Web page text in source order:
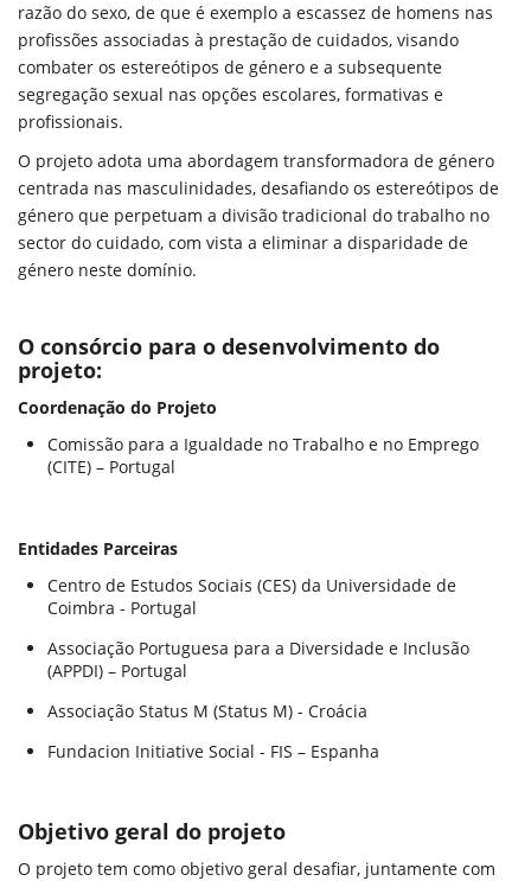
razão do sexo, de que é exemplo a escassez de homens nas
profissões associadas à prestação de cuidados, visando
combater os estereótipos de género e a subsequente
segregação sexual nas opções escolares, formativas e
profissionais.
O projeto adota uma abordagem transformadora de género
centrada nas masculinidades, desafiando os estereótipos de
género que perpetuam a divisão tradicional do trabalho no
sector do cuidado, com vista a eliminar a disparidade de
género neste domínio.
O consórcio para o desenvolvimento do
projeto:
Coordenação do Projeto
Comissão para a Igualdade no Trabalho e no Emprego
(CITE) – Portugal
Entidades Parceiras
Centro de Estudos Sociais (CES) da Universidade de
Coimbra - Portugal
Associação Portuguesa para a Diversidade e Inclusão
(APPDI) – Portugal
Associação Status M (Status M) - Croácia
Fundacion Initiative Social - FIS – Espanha
Objetivo geral do projeto
O projeto tem como objetivo geral desafiar, juntamente com